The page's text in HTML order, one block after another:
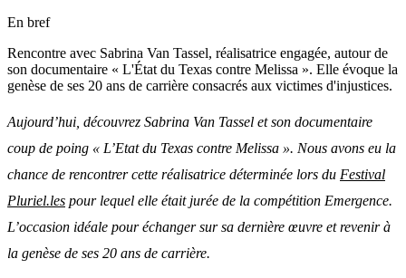
En bref
Rencontre avec Sabrina Van Tassel, réalisatrice engagée, autour de
son documentaire « L'État du Texas contre Melissa ». Elle évoque la
genèse de ses 20 ans de carrière consacrés aux victimes d'injustices.
Aujourd’hui, découvrez Sabrina Van Tassel et son documentaire
coup de poing « L’Etat du Texas contre Melissa ». Nous avons eu la
chance de rencontrer cette réalisatrice déterminée lors du Festival
Pluriel.les pour lequel elle était jurée de la compétition Emergence.
L’occasion idéale pour échanger sur sa dernière œuvre et revenir à
la genèse de ses 20 ans de carrière.